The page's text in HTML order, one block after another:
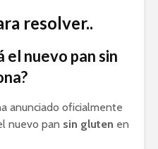
resolver..
el nuevo pan sin
anunciado oficialmente
nuevo pan sin gluten en